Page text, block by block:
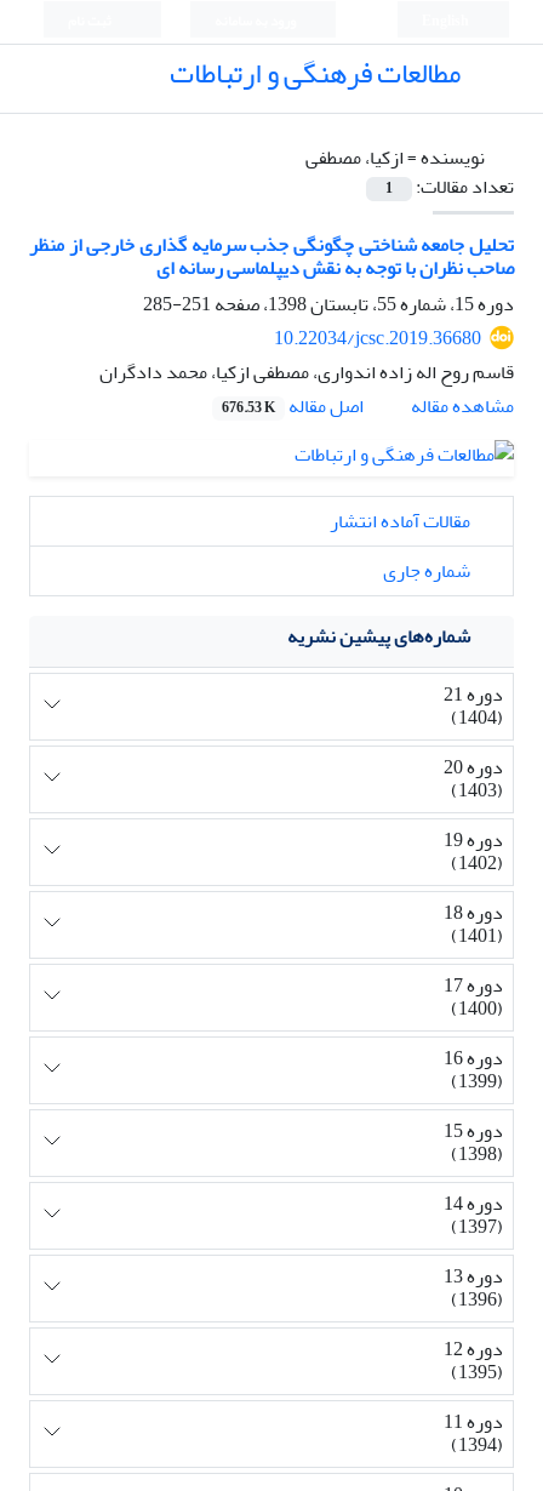
مطالعات فرهنگی و ارتباطات
نویسنده =ازکیا، مصطفی
تعداد مقالات:
1
تحلیل جامعه شناختی چگونگی جذب سرمایه گذاری خارجی از منظر
صاحب نظران با توجه به نقش دیپلماسی رسانه ای
دوره 15، شماره 55، تابستان 1398، صفحه
251-285
10.22034/jcsc.2019.36680
قاسم روح اله زاده اندواری، مصطفی ازکیا، محمد دادگران
مشاهده مقاله
اصل مقاله 676.53 K
مقالات آماده انتشار
شماره جاری
شماره‌های پیشین نشریه
دوره 21
(1404)
دوره 20
(1403)
دوره 19
(1402)
دوره 18
(1401)
دوره 17
(1400)
دوره 16
(1399)
دوره 15
(1398)
دوره 14
(1397)
دوره 13
(1396)
دوره 12
(1395)
دوره 11
(1394)